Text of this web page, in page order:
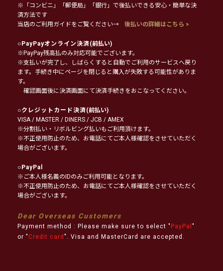
※「コンビニ」「郵便局」「銀行」で後払いできる安心・簡単な決
済方法です
当店のご利用ガイドをご覧ください→
後払いの詳細はこちら >
○PayPayオンライン決済(前払い)
※PayPay残高払のみ対応可能でございます。
※支払いが完了し、しばらくすると自動でご利用のサービスへ戻り
ます。手続き中にページを閉じると購入が失敗する可能性がありま
す。
確認画面後に決済画面にて決済手続きをおこなってください。
○クレジットカード決済(前払い)
VISA / MASTER / DINERS / JCB / AMEX
※分割払い・リボルビング払いもご利用頂けます。
※不正使用防止のため、お電話にてご本人様確認をさせていただく
場合がございます。
○PayPal
※ご本人様名義のIDのみご利用可能となります。
※不正使用防止のため、お電話にてご本人様確認をさせていただく
場合がございます。
Dear Overseas Customers
Payment method : Please make sure to select " PayPal "
or " Credit card ". Visa and MasterCard are accepted.